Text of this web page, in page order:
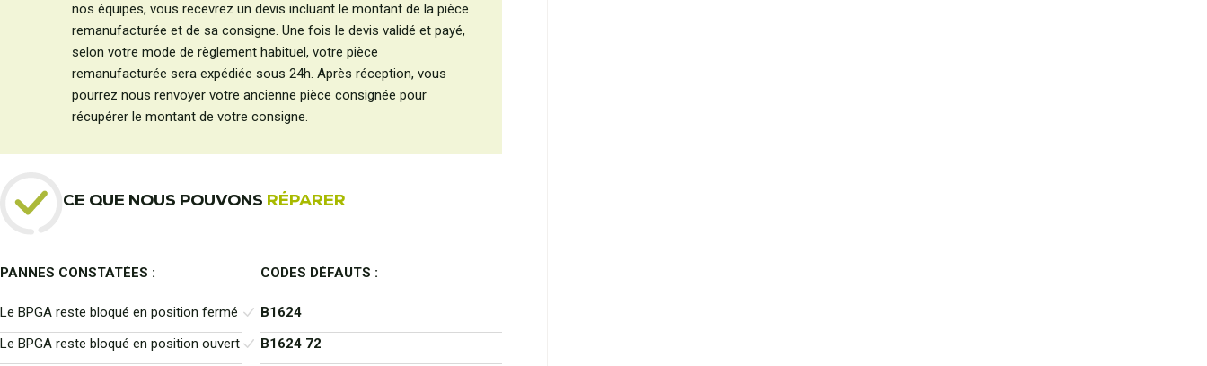
nos équipes, vous recevrez un devis incluant le montant de la pièce
remanufacturée et de sa consigne. Une fois le devis validé et payé,
selon votre mode de règlement habituel, votre pièce
remanufacturée sera expédiée sous 24h. Après réception, vous
pourrez nous renvoyer votre ancienne pièce consignée pour
récupérer le montant de votre consigne.
CE QUE NOUS POUVONS RÉPARER
PANNES CONSTATÉES :
Le BPGA reste bloqué en position fermé
Le BPGA reste bloqué en position ouvert
CODES DÉFAUTS :
B1624
B1624 72